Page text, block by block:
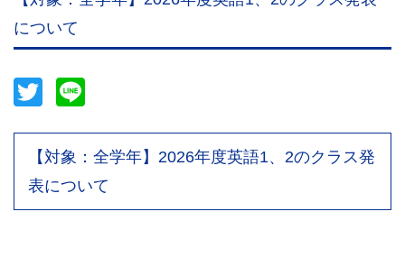
について
Twitter
【対象：全学年】2026年度英語1、2のクラス発
表について